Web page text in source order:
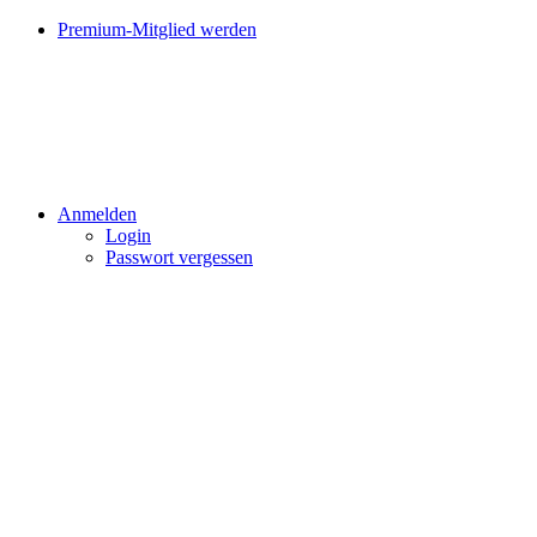
Premium-Mitglied werden
Anmelden
Login
Passwort vergessen